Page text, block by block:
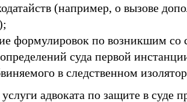
(например, о вызове
формулировок по возникшим со
суда первой
в следственном
адвоката по защите в суде